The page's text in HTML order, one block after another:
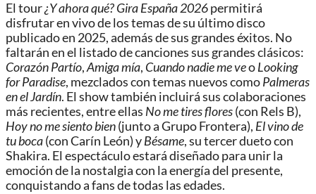
El tour¿Y ahora qué? Gira España 2026permitirá
disfrutar en vivo de los temas de su último disco
publicado en 2025, además de sus grandes éxitos. No
faltarán en el listado de canciones sus grandes clásicos:
Corazón Partío,Amiga mía, Cuando nadie me veoLooking
for Paradise, mezclados con temas nuevos comoPalmeras
en el Jardín. El show también incluirá sus colaboraciones
más recientes, entre ellas No me tires flores(con Rels B),
Hoy no me siento bien(junto a Grupo Frontera), El vino de
tu boca(con Carín León) yBésame, su tercer dueto con
Shakira. El espectáculo estará diseñado para unir la
emoción de la nostalgia con la energía del presente,
conquistando a fans de todas las edades.